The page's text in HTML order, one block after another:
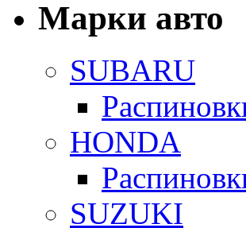
Марки авто
SUBARU
HONDA
SUZUKI